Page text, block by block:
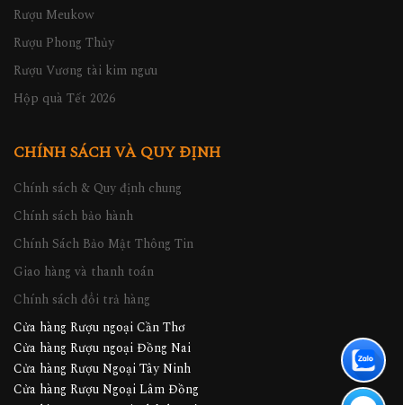
Rượu Meukow
Rượu Phong Thủy
Rượu Vương tài kim ngưu
Hộp quà Tết 2026
CHÍNH SÁCH VÀ QUY ĐỊNH
Chính sách & Quy định chung
Chính sách bảo hành
Chính Sách Bảo Mật Thông Tin
Giao hàng và thanh toán
Chính sách đổi trả hàng
Cửa hàng Rượu ngoại Cần Thơ
Cửa hàng Rượu ngoại Đồng Nai
Cửa hàng Rượu Ngoại Tây Ninh
Cửa hàng Rượu Ngoại Lâm Đồng